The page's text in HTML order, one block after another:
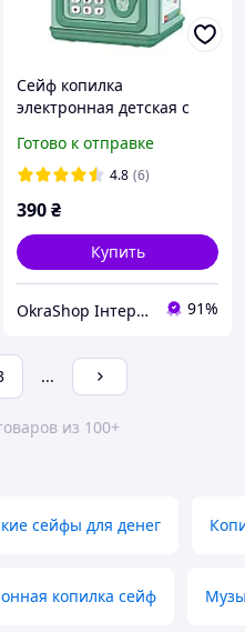
Сейф копилка
электронная детская с
кодовым замком и
отпечатком пальца
Готово к отправке
4.8 (6)
390₴
Купить
OkraShop Інтернет-магазин з великим асортиментом товару 91%
...
из 100+
сейфы для денег
копилка сейф